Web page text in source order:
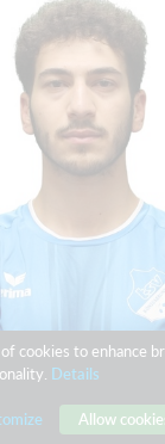
cookies to enhance
Details
Allow